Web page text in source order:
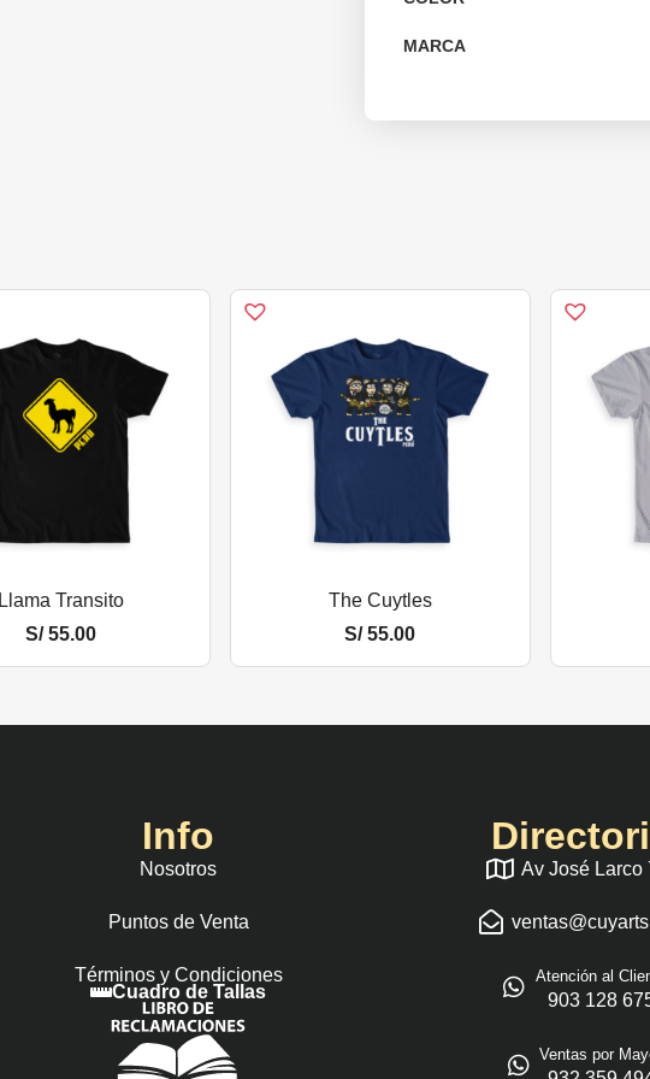
MARCA
Llama Transito
S/55.00
The Cuytles
S/55.00
Info
Nosotros
Puntos de Venta
Términos y Condiciones
Cuadro de Tallas
Av José Larco
Atención al
903 128
Ventas por